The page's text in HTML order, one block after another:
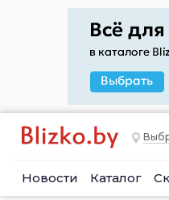
Новости Каталог